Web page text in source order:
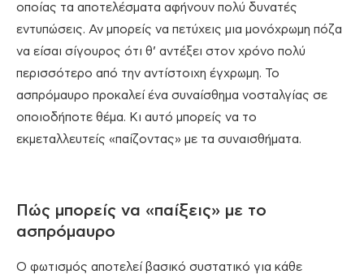
οποίας τα αποτελέσματα αφήνουν πολύ δυνατές
εντυπώσεις. Αν μπορείς να πετύχεις μια μονόχρωμη πόζα
να είσαι σίγουρος ότι θ’ αντέξει στον χρόνο πολύ
περισσότερο από την αντίστοιχη έγχρωμη. Το
ασπρόμαυρο προκαλεί ένα συναίσθημα νοσταλγίας σε
οποιοδήποτε θέμα. Κι αυτό μπορείς να το
εκμεταλλευτείς «παίζοντας» με τα συναισθήματα.
Πώς μπορείς να «παίξεις» με το
ασπρόμαυρο
Ο φωτισμός αποτελεί βασικό συστατικό για κάθε